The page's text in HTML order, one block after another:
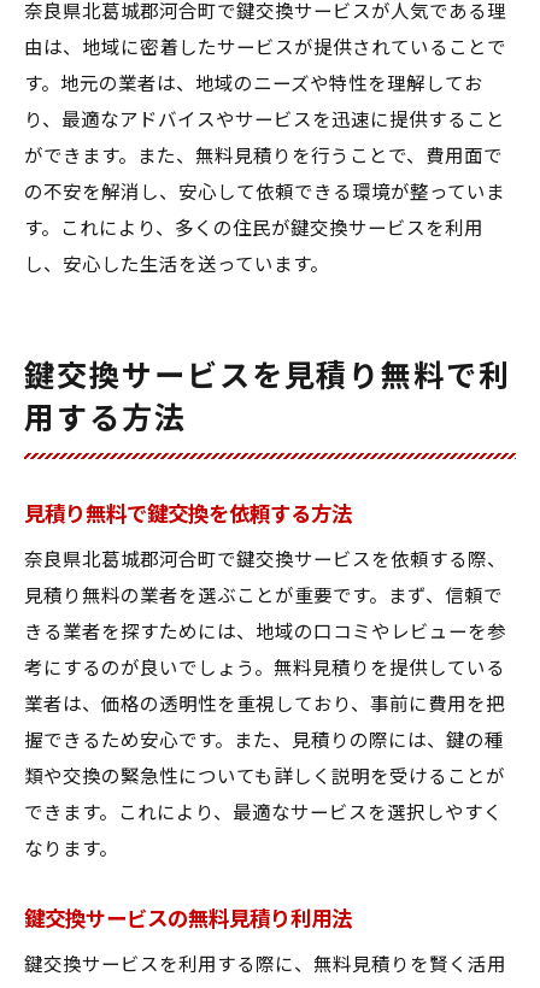
奈良県北葛城郡河合町で鍵交換サービスが人気である理
由は、地域に密着したサービスが提供されていることで
す。地元の業者は、地域のニーズや特性を理解してお
り、最適なアドバイスやサービスを迅速に提供すること
ができます。また、無料見積りを行うことで、費用面で
の不安を解消し、安心して依頼できる環境が整っていま
す。これにより、多くの住民が鍵交換サービスを利用
し、安心した生活を送っています。
鍵交換サービスを見積り無料で利
用する方法
見積り無料で鍵交換を依頼する方法
奈良県北葛城郡河合町で鍵交換サービスを依頼する際、
見積り無料の業者を選ぶことが重要です。まず、信頼で
きる業者を探すためには、地域の口コミやレビューを参
考にするのが良いでしょう。無料見積りを提供している
業者は、価格の透明性を重視しており、事前に費用を把
握できるため安心です。また、見積りの際には、鍵の種
類や交換の緊急性についても詳しく説明を受けることが
できます。これにより、最適なサービスを選択しやすく
なります。
鍵交換サービスの無料見積り利用法
鍵交換サービスを利用する際に、無料見積りを賢く活用